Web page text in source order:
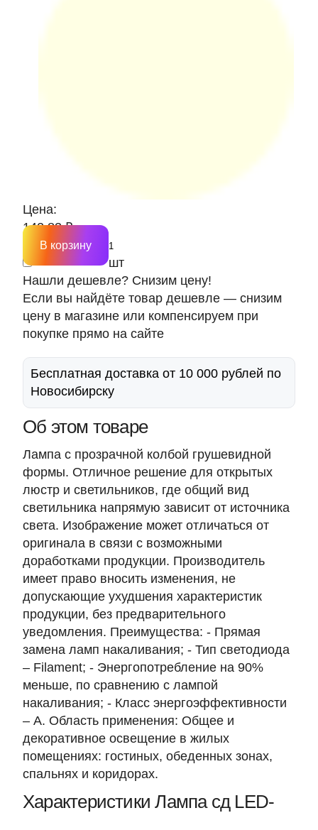
Цена:
142.83 ₽
шт
В корзину
Нашли дешевле? Снизим цену!
Если вы найдёте товар дешевле — снизим
цену в магазине или компенсируем при
покупке прямо на сайте
Бесплатная доставка от 10 000 рублей по
Новосибирску
Об этом товаре
Лампа с прозрачной колбой грушевидной
формы. Отличное решение для открытых
люстр и светильников, где общий вид
светильника напрямую зависит от источника
света. Изображение может отличаться от
оригинала в связи с возможными
доработками продукции. Производитель
имеет право вносить изменения, не
допускающие ухудшения характеристик
продукции, без предварительного
уведомления. Преимущества: - Прямая
замена ламп накаливания; - Тип светодиода
– Filament; - Энергопотребление на 90%
меньше, по сравнению с лампой
накаливания; - Класс энергоэффективности
– А. Область применения: Общее и
декоративное освещение в жилых
помещениях: гостиных, обеденных зонах,
спальнях и коридорах.
Характеристики Лампа сд LED-